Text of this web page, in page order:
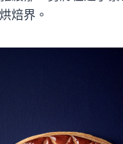
焙界。